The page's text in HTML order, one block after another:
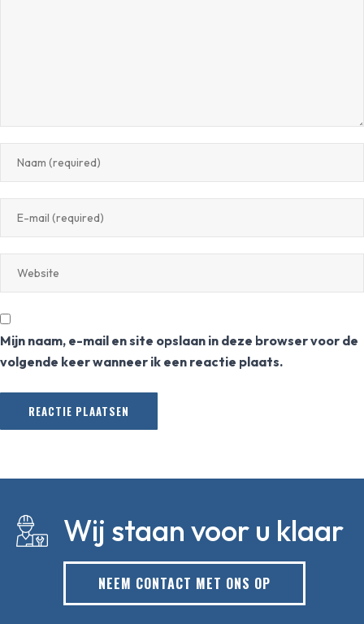
Mijn naam, e-mail en site opslaan in deze browser voor de
volgende keer wanneer ik een reactie plaats.
Wij staan voor u klaar
NEEM CONTACT MET ONS OP